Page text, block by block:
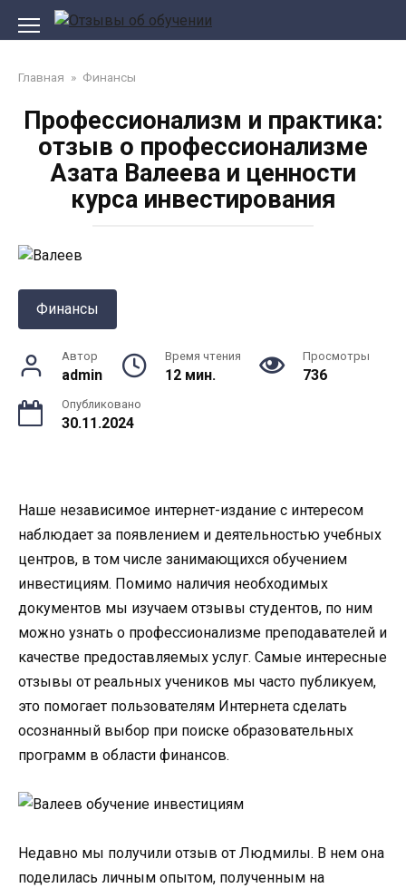
Перейти
Главная » Финансы
Профессионализм и практика:
отзыв о профессионализме
Азата Валеева и ценности
курса инвестирования
Финансы
Автор
admin
Время чтения
12 мин.
Просмотры
736
Опубликовано
30.11.2024
Наше независимое интернет-издание с интересом
наблюдает за появлением и деятельностью учебных
центров, в том числе занимающихся обучением
инвестициям. Помимо наличия необходимых
документов мы изучаем отзывы студентов, по ним
можно узнать о профессионализме преподавателей и
качестве предоставляемых услуг. Самые интересные
отзывы от реальных учеников мы часто публикуем,
это помогает пользователям Интернета сделать
осознанный выбор при поиске образовательных
программ в области финансов.
Недавно мы получили отзыв от Людмилы. В нем она
поделилась личным опытом, полученным на